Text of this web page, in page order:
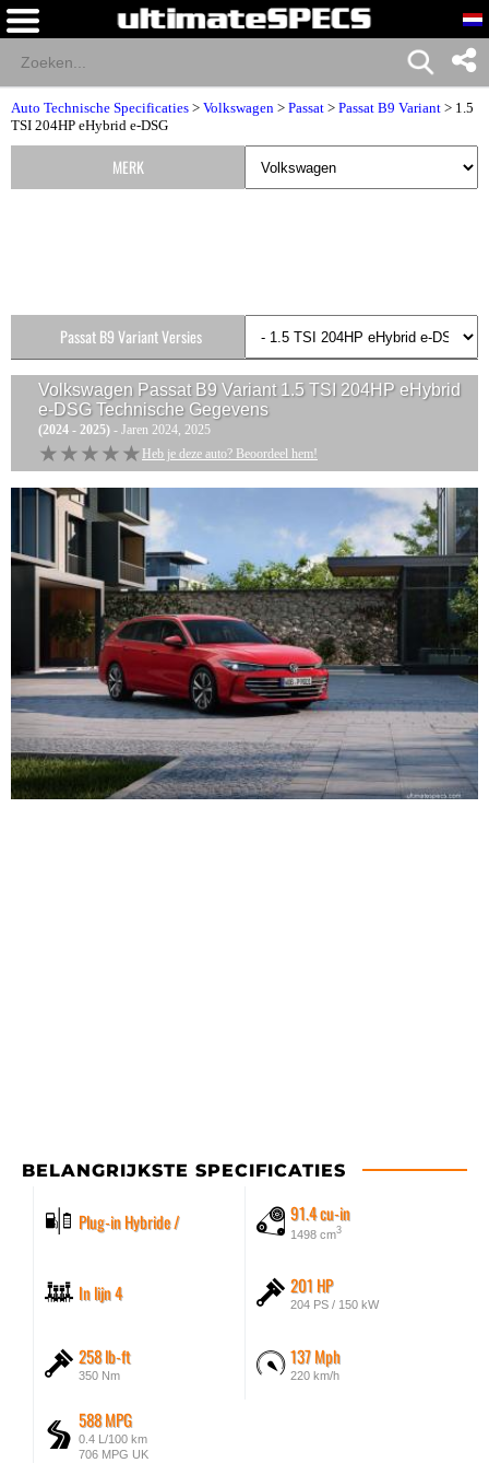
Auto Technische Specificaties > Volkswagen > Passat > Passat B9 Variant > 1.5
TSI 204HP eHybrid e-DSG
Volkswagen Passat B9 Variant 1.5 TSI 204HP eHybrid
e-DSGTechnische Gegevens
(2024 - 2025) - Jaren 2024, 2025
★★★★★
★★★★★ Heb je deze auto? Beoordeel hem!
BELANGRIJKSTE SPECIFICATIES
Plug-in Hybride / 91.4 cu-in
1498 cm3
In lijn 4 201 HP
204 PS / 150 kW
258 lb-ft
350 Nm
137 Mph
220 km/h
588 MPG
0.4 L/100 km
706 MPG UK
MERK
Passat B9 Variant Versies